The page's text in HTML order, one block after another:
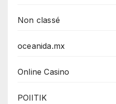
Non classé
oceanida.mx
Online Casino
POlITIK